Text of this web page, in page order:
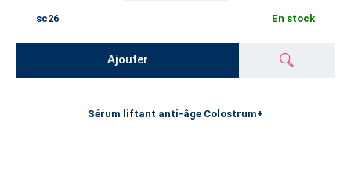
sc26 En stock
Ajouter
Sérum liftant anti-âge Colostrum+